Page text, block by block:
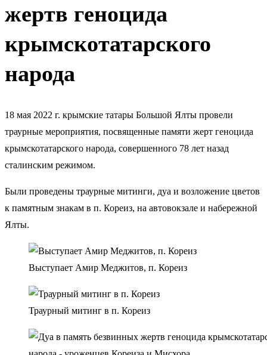
жертв геноцида
крымскотатарского
народа
18 мая 2022 г. крымские татары Большой Ялты провели
траурные мероприятия, посвященные памяти жерт геноцида
крымскотатарского народа, совершенного 78 лет назад
сталинским режимом.
Были проведены траурные митинги, дуа и возложение цветов
к памятным знакам в п. Кореиз, на автовокзале и набережной
Ялты.
Выступает Амир Меджитов, п. Кореиз
Траурный митинг в п. Кореиз